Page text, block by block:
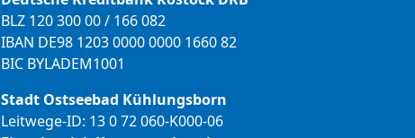
BLZ 120 300 00 / 166 082
IBAN DE98 1203 0000 0000 1660 82
BIC BYLADEM1001
Stadt Ostseebad Kühlungsborn
Leitwege-ID: 13 0 72 060-K000-06